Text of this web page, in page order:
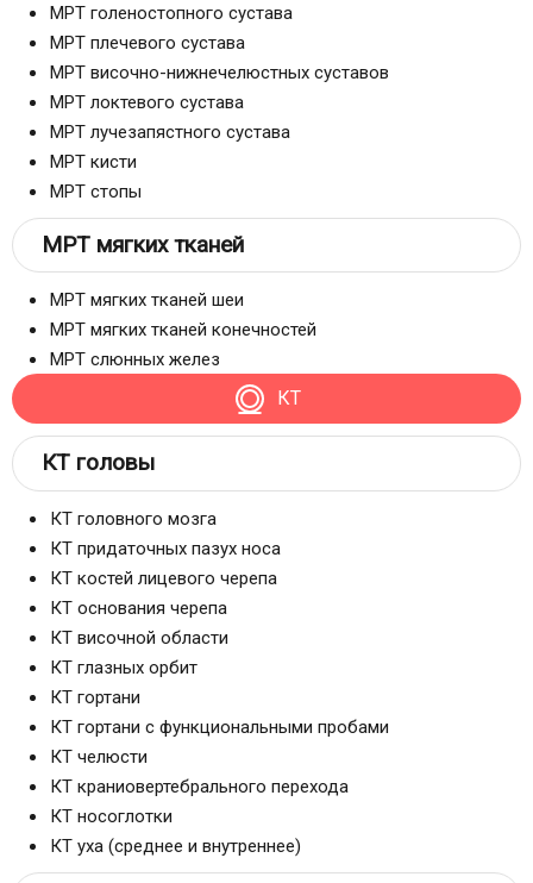
МРТ голеностопного сустава
МРТ плечевого сустава
МРТ височно-нижнечелюстных суставов
МРТ локтевого сустава
МРТ лучезапястного сустава
МРТ кисти
МРТ стопы
МРТ мягких тканей
МРТ мягких тканей шеи
МРТ мягких тканей конечностей
МРТ слюнных желез
КТ
КТ головы
КТ головного мозга
КТ придаточных пазух носа
КТ костей лицевого черепа
КТ основания черепа
КТ височной области
КТ глазных орбит
КТ гортани
КТ гортани с функциональными пробами
КТ челюсти
КТ краниовертебрального перехода
КТ носоглотки
КТ уха (среднее и внутреннее)